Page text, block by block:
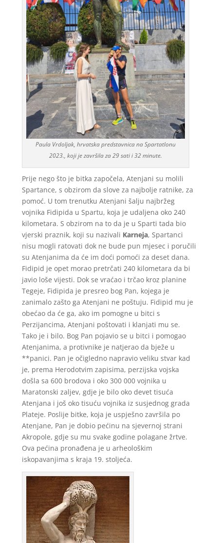
Paula Vrdoljak, hrvatska predstavnica na Spartatlonu
2023., koji je završila za 29 sati i 32 minute.
Prije nego što je bitka započela, Atenjani su molili
Spartance, s obzirom da slove za najbolje ratnike, za
pomoć. U tom trenutku Atenjani šalju najbržeg
vojnika Fidipida u Spartu, koja je udaljena oko 240
kilometara. S obzirom na to da je u Sparti tada bio
vjerski praznik, koji su nazivali Karneja, Spartanci
nisu mogli ratovati dok ne bude pun mjesec i poručili
su Atenjanima da će im doći pomoći za deset dana.
Fidipid je opet morao pretrčati 240 kilometara da bi
javio loše vijesti. Dok se vraćao i trčao kroz planine
Tegeje, Fidipida je presreo bog Pan, kojega je
zanimalo zašto ga Atenjani ne poštuju. Fidipid mu je
obećao da će ga, ako im pomogne u bitci s
Perzijancima, Atenjani poštovati i klanjati mu se.
Tako je i bilo. Bog Pan pojavio se u bitci i pomogao
Atenjanima, a protivnike je natjerao da bježe u
**panici. Pan je očigledno napravio veliku stvar kad
je, prema Herodotvim zapisima, perzijska vojska
došla sa 600 brodova i oko 300 000 vojnika u
Maratonski zaljev, gdje je bilo oko devet tisuća
Atenjana i još oko tisuću vojnika iz susjednog grada
Plateje. Poslije bitke, koja je uspješno završila po
Atenjane, Pan je dobio pećinu na sjevernoj strani
Akropole, gdje su mu svake godine polagane žrtve.
Ova pećina pronađena je u arheološkim
iskopavanjima s kraja 19. stoljeća.